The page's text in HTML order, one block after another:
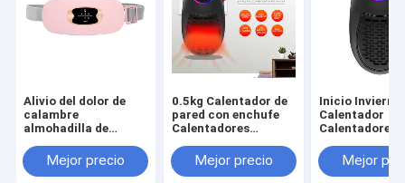
Alivio del dolor de
calambre
almohadilla de
menstrual
inteligente con
Mejor precio
0.5kg Calentador de
pared con enchufe
Calentadores
para jardines
Mejor precio
Inicio Invierno
Calentador
Calentadores
Termostato
ajustable
Mejor